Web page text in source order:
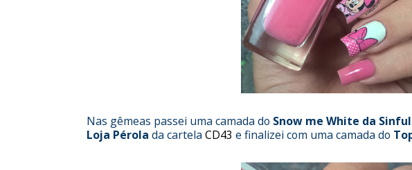
Nas gêmeas passei uma camada do Snow me White da
Loja Pérola da cartela CD43 e finalizei com uma camada do